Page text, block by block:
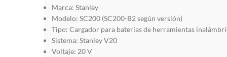
Marca: Stanley
Modelo: SC200 (SC200-B2 según versión)
Tipo: Cargador para baterías de herramientas
Sistema: Stanley V20
Voltaje: 20 V